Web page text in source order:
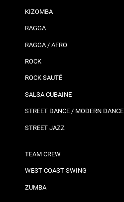
KIZOMBA
RAGGA
RAGGA / AFRO
ROCK
ROCK SAUTÉ
SALSA CUBAINE
STREET DANCE / MODERN DANCE
STREET JAZZ
TEAM CREW
WEST COAST SWING
ZUMBA